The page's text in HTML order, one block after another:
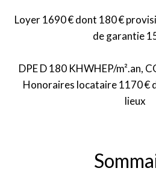
Loyer 1690 € dont 180 €
de garantie
DPE D 180 KHWHEP/m².an,
Honoraires locataire 1170 €
lieux